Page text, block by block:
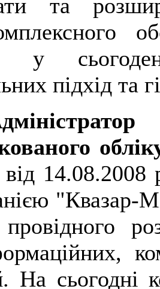
та
у
підхід та
14.08.2008
"Квазар-
провідного
На сьогодні